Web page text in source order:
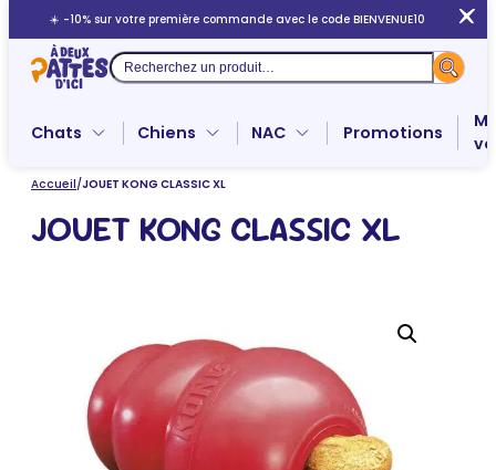
au
contenu
☀️ -10% sur votre première commande avec le code BIENVENUE10
Recherche
Chats Chiens NAC Promotions
Accueil/JOUET KONG CLASSIC XL
JOUET KONG CLASSIC XL